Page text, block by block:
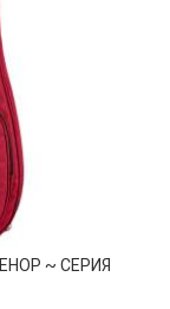
~ СЕРИЯ